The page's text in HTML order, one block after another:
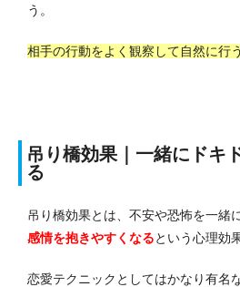
う。
相手の行動をよく観察して自然に行う
吊り橋効果｜一緒にドキ
る
吊り橋効果とは、不安や恐怖を一緒
感情を抱きやすくなるという心理効
恋愛テクニックとしてはかなり有名